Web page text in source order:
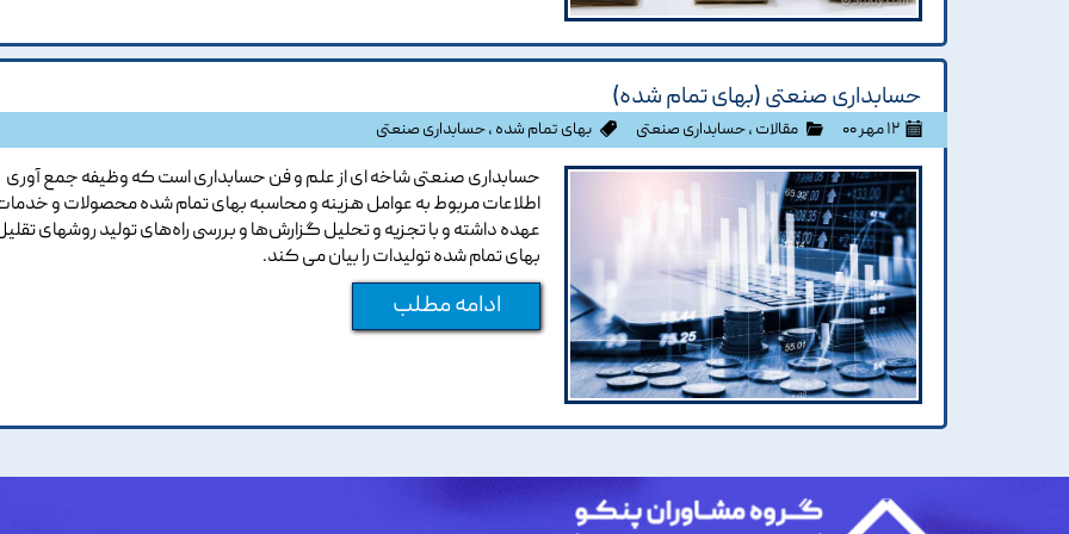
حسابداری صنعتی (بهای تمام شده)
۱۲ مهر ۰۰ مقالات ،حسابداری صنعتی بهای تمام شده ،حسابداری صنعتی
حسابداری صنعتی شاخه ای از علم و فن حسابداری است که وظیفه جمع آوری
اطلاعات مربوط به عوامل هزینه و محاسبه بهای تمام شده محصولات و خدمات
عهده داشته و با تجزیه و تحلیل گزارش‌ها و بررسی راه‌های تولید روشهای
بهای تمام شده تولیدات را بیان می کند.
ادامه مطلب